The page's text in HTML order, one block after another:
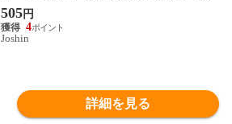
スツール 170-2-100 【返品種別B】
505円
4
Joshin
詳細を見る